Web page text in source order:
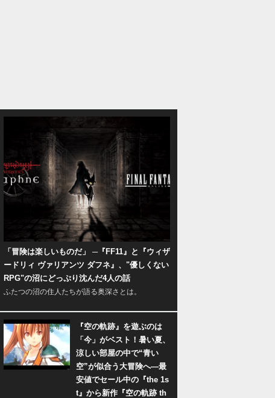
「冒険は楽しいものだ」 ─『FF11』と『ウィザ
ードリィ ヴァリアンツ ダフネ』、"優しくない
RPG"の沼にどっぷり沈んだ4人の話
ふたつの沼の住人たちが語る奥深さとは。
『空の軌跡』を遊ぶのは
「今」がベスト！暑い夏、
涼しい部屋の中で“青い
空”が似合う大冒険へ―最
安値でセール中の『the 1s
t』から新作『空の軌跡 th